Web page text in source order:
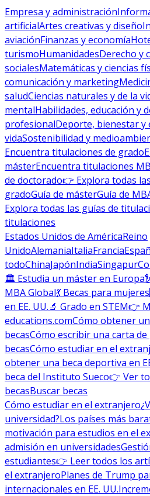
Empresa y administración
artificialArtes creativas y diseño
aviaciónFinanzas y economía
turismoHumanidadesDerecho y
socialesMatemáticas y ciencias
comunicación y marketing
saludCiencias naturales y de la
mentalHabilidades, educación y
profesionalDeporte, bienestar y
vidaSostenibilidad y
Encuentra titulaciones de grado
másterEncuentra titulaciones
de doctorado👉 Explora todas
gradoGuía de másterGuía de
Explora todas las guías de
titulaciones
Estados Unidos de AméricaReino
UnidoAlemaniaItaliaFrancia
todoChinaJapónIndiaSingapur
🏛 Estudia un máster en Europa
MBA Global💃 Becas para mujeres
en EE. UU.🔬 Grado en STEM👉
educations.comCómo obtener
becasCómo escribir una carta
becasCómo estudiar en el
obtener una beca deportiva en
beca del Instituto Sueco👉 Ver
becasBuscar becas
Cómo estudiar en el extranjero
universidad?Los países más
motivación para estudios en el
admisión en universidades
estudiantes👉 Leer todos los
el extranjeroPlanes de Trump
internacionales en EE. UU.